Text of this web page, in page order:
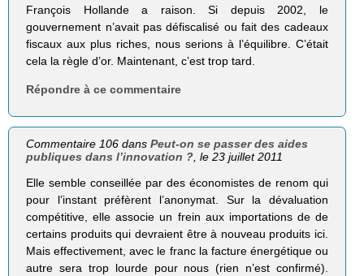
François Hollande a raison. Si depuis 2002, le
gouvernement n’avait pas défiscalisé ou fait des cadeaux
fiscaux aux plus riches, nous serions à l’équilibre. C’était
cela la règle d’or. Maintenant, c’est trop tard.
Répondre à ce commentaire
Commentaire 106 dansPeut-on se passer des aides
publiques dans l’innovation ? , le 23 juillet 2011
Elle semble conseillée par des économistes de renom qui
pour l’instant préfèrent l’anonymat. Sur la dévaluation
compétitive, elle associe un frein aux importations de de
certains produits qui devraient être à nouveau produits ici.
Mais effectivement, avec le franc la facture énergétique ou
autre sera trop lourde pour nous (rien n’est confirmé).